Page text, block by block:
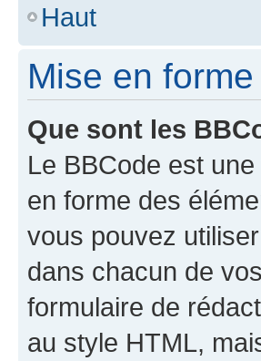
Haut
Mise en
Que sont les
Le BBCode est
en forme des
vous pouvez
dans chacun de
formulaire de
au style HTML,